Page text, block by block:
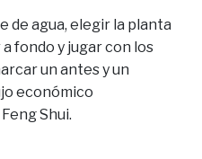
de agua, elegir la planta
fondo y jugar con los
un antes y un
económico
Shui.